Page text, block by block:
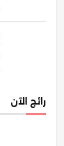
رائج الآن